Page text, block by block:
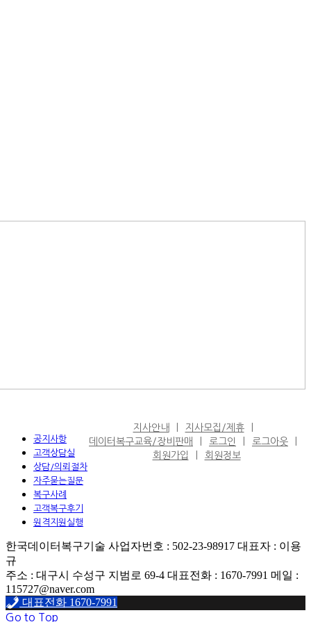
공지사항
고객상담실
상담/의뢰절차
자주묻는질문
복구사례
고객복구후기
원격지원실행
지사안내
지사모집/제휴
데이터복구교육/장비판매
로그인
로그아웃
회원가입
회원정보
한국데이터복구기술 사업자번호 : 502-23-98917 대표자 : 이용
규
주소 : 대구시 수성구 지범로 69-4 대표전화 : 1670-7991 메일 :
115727@naver.com
대표전화 1670-7991
Go to Top